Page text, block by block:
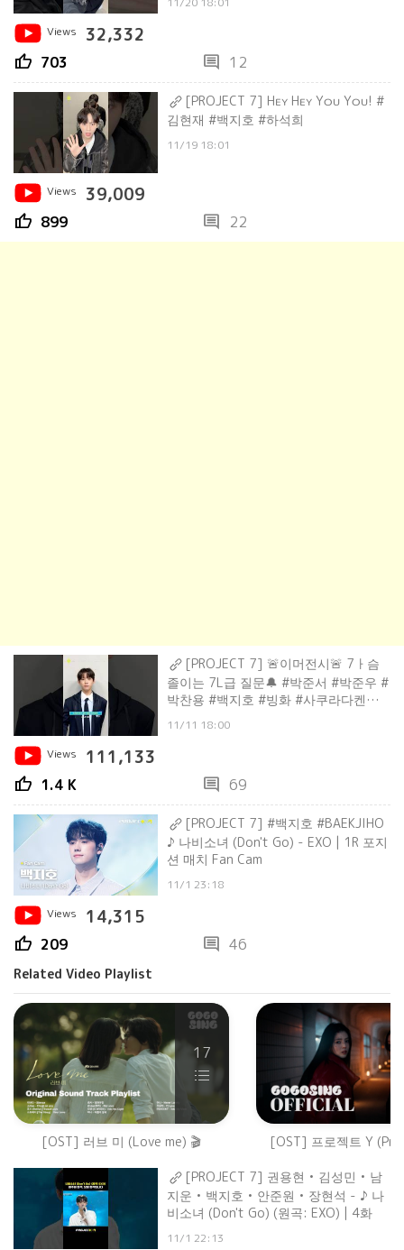
Views
32,332
thumb_up 703 comment 12
[PROJECT 7] Hᴇʏ Hᴇʏ Yᴏᴜ Yᴏᴜ! #
김현재 #백지호 #하석희
11/19 18:01
Views 39,009
thumb_up 899 comment 22
[PROJECT 7] 🚨이머전시🚨 7ㅏ슴
졸이는 7L급 질문🔔 #박준서 #박준우 #
박찬용 #백지호 #빙화 #사쿠라다켄신 #
11/11 18:00
Views
111,133
thumb_up 1.4 K comment 69
[PROJECT 7] #백지호 #BAEKJIHO
♪ 나비소녀 (Don't Go) - EXO | 1R 포지
션 매치 Fan Cam
11/1 23:18
Views
14,315
thumb_up 209 comment 46
Related Video Playlist
17
[OST] 러브 미 (Love me) 🎬 [OST] 프로젝트 Y
[PROJECT 7] 권용현 • 김성민 • 남
지운 • 백지호 • 안준원 • 장현석 - ♪ 나
비소녀 (Don't Go) (원곡: EXO) | 4화
11/1 22:13